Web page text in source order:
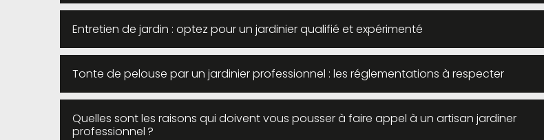
Entretien de jardin : optez pour un jardinier qualifié et expérimenté
Tonte de pelouse par un jardinier professionnel : les réglementations à respecter
Quelles sont les raisons qui doivent vous pousser à faire appel à un artisan jardiner
professionnel ?